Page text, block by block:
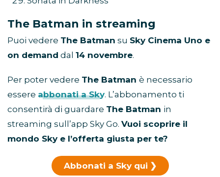
The Batman in streaming
Puoi vedere The Batman su Sky Cinema Uno e
on demand dal 14 novembre.
Per poter vedere The Batman è necessario
essere abbonati a Sky. L’abbonamento ti
consentirà di guardare The Batman in
streaming sull’app Sky Go. Vuoi scoprire il
mondo Sky e l’offerta giusta per te?
Abbonati a Sky qui